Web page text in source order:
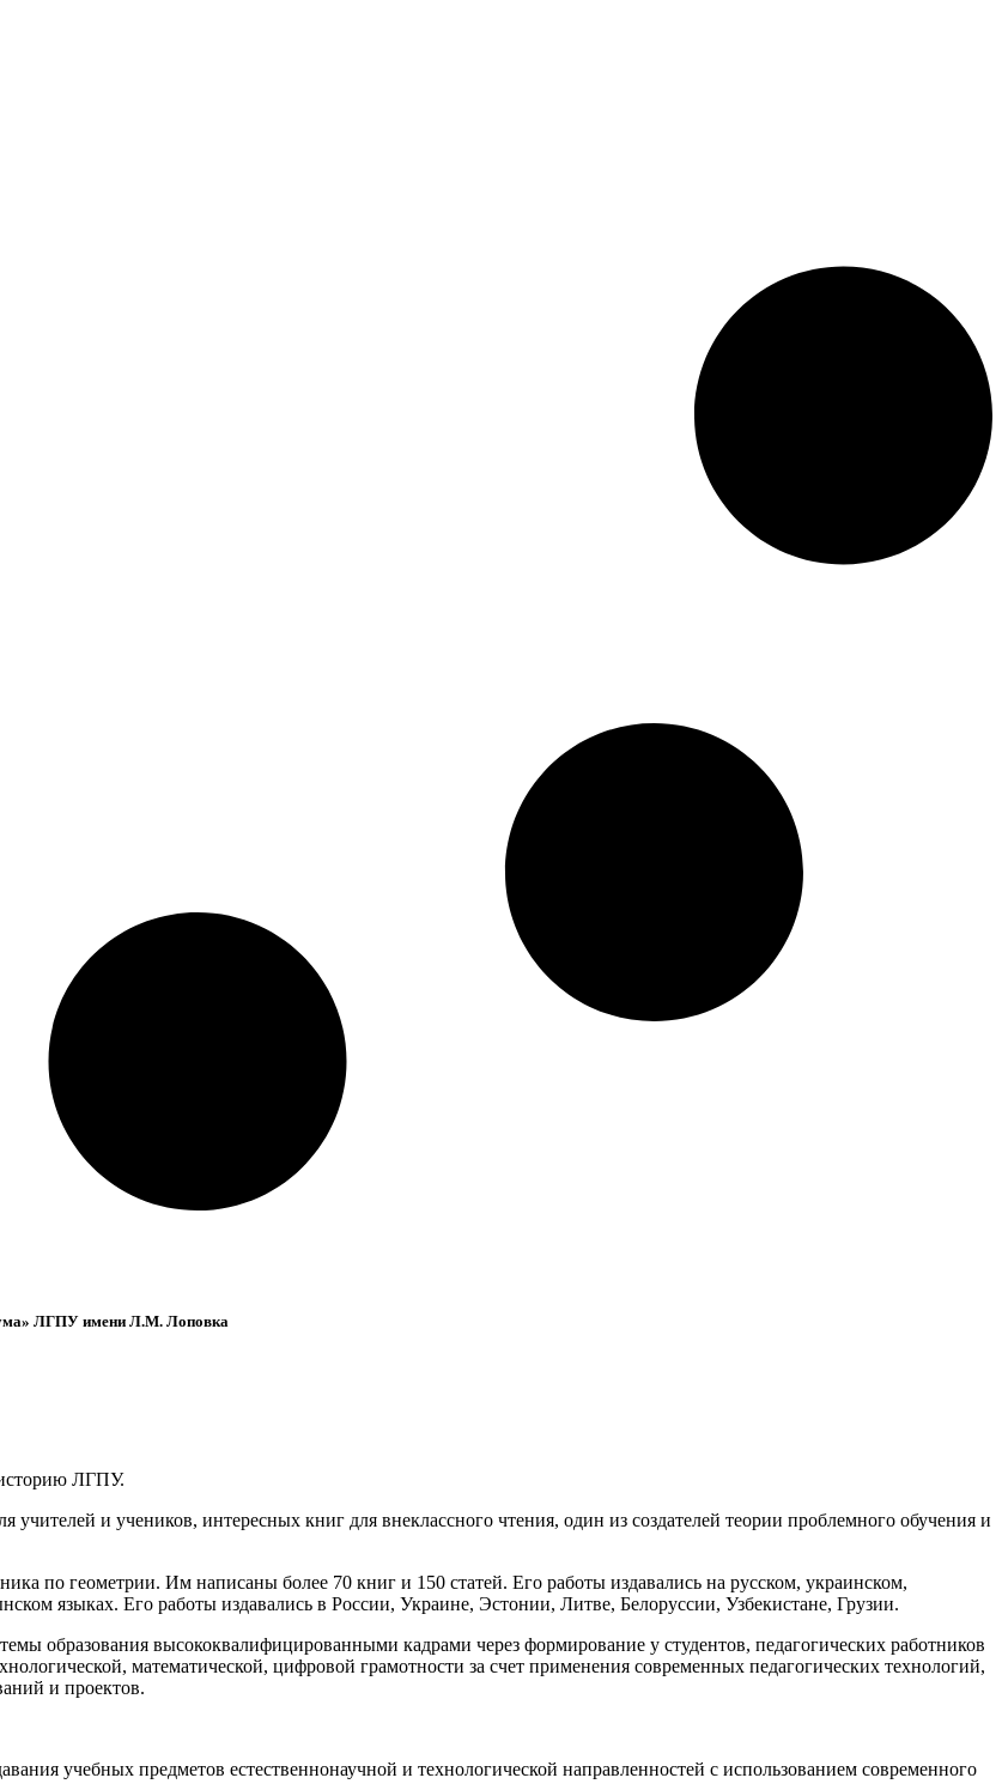
ЛГПУ имени Л.М. Лоповка
ЛГПУ.
и учеников, интересных книг для внеклассного чтения, один из создателей теории проблемного обучения и
по геометрии. Им написаны более 70 книг и 150 статей. Его работы издавались на русском, украинском,
языках. Его работы издавались в России, Украине, Эстонии, Литве, Белоруссии, Узбекистане, Грузии.
образования высококвалифицированными кадрами через формирование у студентов, педагогических работников
математической, цифровой грамотности за счет применения современных педагогических технологий,
и проектов.
учебных предметов естественнонаучной и технологической направленностей с использованием современного